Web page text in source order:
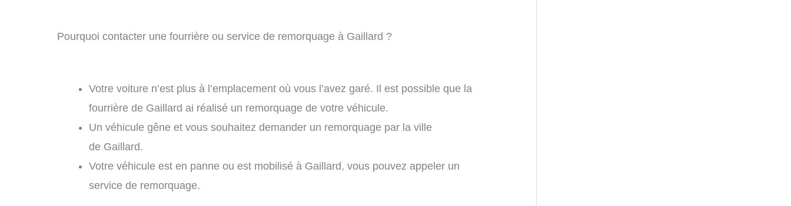
Pourquoi contacter une fourrière ou service de remorquage à Gaillard ?
Votre voiture n’est plus à l’emplacement où vous l’avez garé. Il est possible que la
fourrière de Gaillard ai réalisé un remorquage de votre véhicule.
Un véhicule gêne et vous souhaitez demander un remorquage par la ville
de Gaillard.
Votre véhicule est en panne ou est mobilisé à Gaillard, vous pouvez appeler un
service de remorquage.